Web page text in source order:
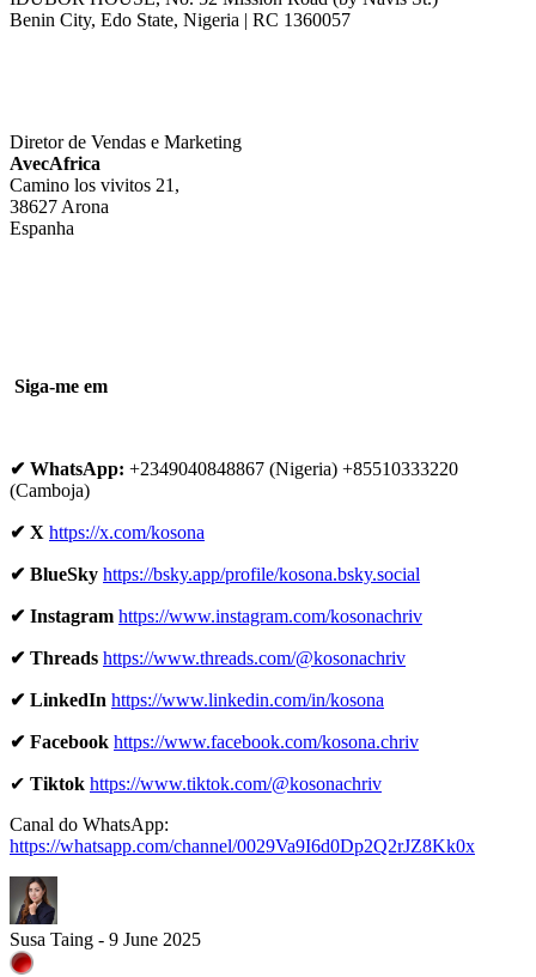
Benin City, Edo State, Nigeria | RC 1360057
Diretor de Vendas e Marketing
AvecAfrica
Camino los vivitos 21,
38627 Arona
Espanha
Siga-me em
✔ WhatsApp: +2349040848867 (Nigeria) +85510333220
(Camboja)
✔ X https://x.com/kosona
✔ BlueSky https://bsky.app/profile/kosona.bsky.social
✔ Instagram https://www.instagram.com/kosonachriv
✔ Threads https://www.threads.com/@kosonachriv
✔ LinkedIn https://www.linkedin.com/in/kosona
✔ Facebook https://www.facebook.com/kosona.chriv
✔ Tiktok https://www.tiktok.com/@kosonachriv
Canal do WhatsApp:
https://whatsapp.com/channel/0029Va9I6d0Dp2Q2rJZ8Kk0x
Susa Taing - 9 June 2025